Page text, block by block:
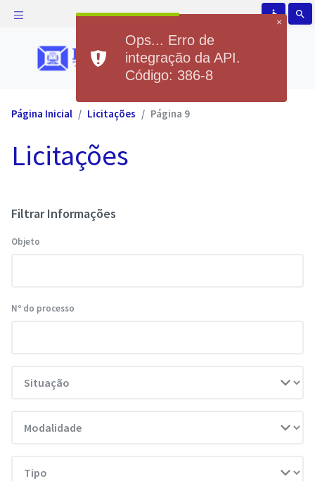
accessible search
Página Inicial Licitações Página 9
Licitações
Filtrar Informações
Objeto
Nº do processo
×
Ops... Erro de
integração da API.
Código: 386-8